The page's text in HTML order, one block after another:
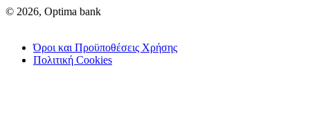
© 2026, Optima bank
Όροι και Προϋποθέσεις Χρήσης
Πολιτική Cookies